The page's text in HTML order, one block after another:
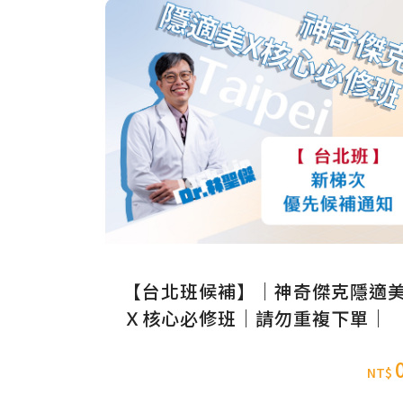
【台北班候補】｜神奇傑克隱適
Ｘ核心必修班｜請勿重複下單｜
NT$